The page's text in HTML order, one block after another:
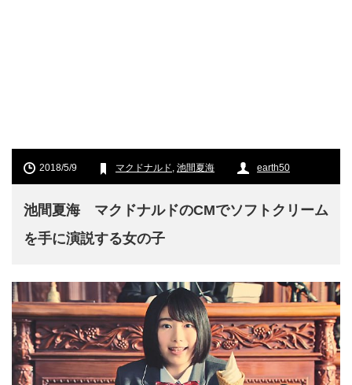
2018/5/9 マクドナルド, 池間夏海 earth50
池間夏海 マクドナルドのCMでソフトクリーム
を手に演説する女の子